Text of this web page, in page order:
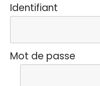
Identifiant
Mot de passe